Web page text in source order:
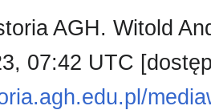
AGH. Witold
07:42 UTC